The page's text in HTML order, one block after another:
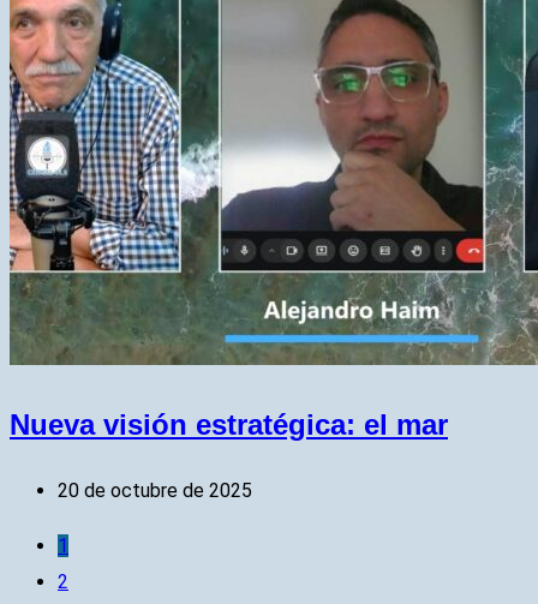
Nueva visión estratégica: el mar
20 de octubre de 2025
1
2